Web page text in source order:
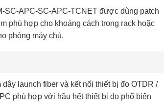
SC-APC-SC-APC-TCNET được dùng patch
phù hợp cho khoảng cách trong rack hoặc
phòng máy chủ.
launch fiber và kết nối thiết bị đo OTDR /
phù hợp với hầu hết thiết bị đo phổ biến